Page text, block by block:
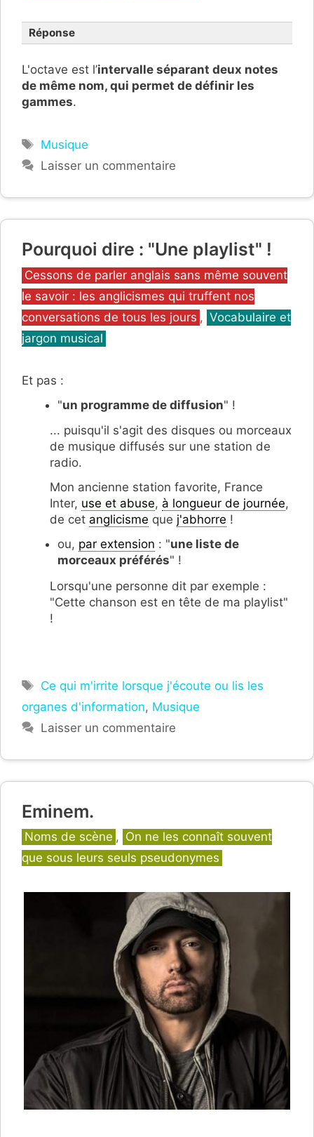
Réponse
L'octave est l’intervalle séparant deux notes
de même nom, qui permet de définir les
gammes.
Étiquettes
Musique
Laisser un commentaire
Pourquoi dire : "Une playlist" !
Catégories
Cessons de parler anglais sans même souvent
le savoir : les anglicismes qui truffent nos
conversations de tous les jours , Vocabulaire et
jargon musical
Et pas :
"un programme de diffusion" !
... puisqu'il s'agit des disques ou morceaux
de musique diffusés sur une station de
radio.
Mon ancienne station favorite, France
Inter, use et abuse, à longueur de journée,
de cet anglicisme que j'abhorre !
ou, par extension : "une liste de
morceaux préférés" !
Lorsqu'une personne dit par exemple :
"Cette chanson est en tête de ma playlist"
!
Étiquettes
Ce qui m'irrite lorsque j'écoute ou lis les
organes d'information, Musique
Laisser un commentaire
Eminem.
Catégories
Noms de scène , On ne les connaît souvent
que sous leurs seuls pseudonymes